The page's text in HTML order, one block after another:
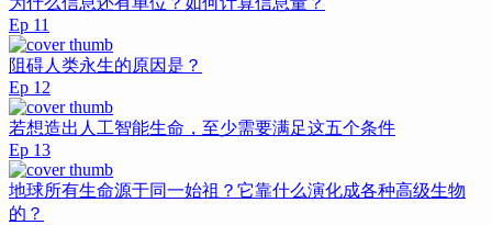
Ep 11
阻碍人类永生的原因是？
Ep 12
若想造出人工智能生命，至少需要满足这五个条件
Ep 13
地球所有生命源于同一始祖？它靠什么演化成各种高级生物
的？